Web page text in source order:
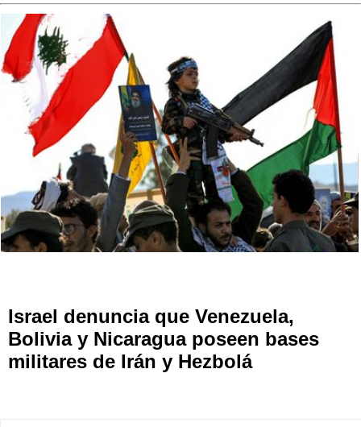
Israel denuncia que Venezuela,
Bolivia y Nicaragua poseen bases
militares de Irán y Hezbolá